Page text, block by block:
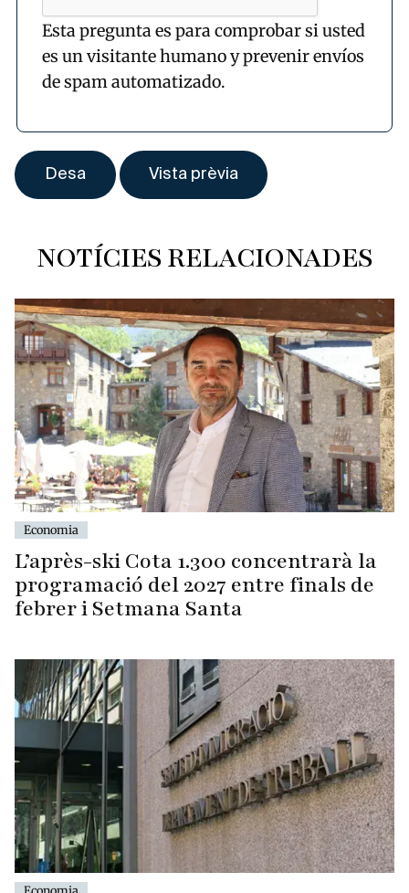
Esta pregunta es para comprobar si usted
es un visitante humano y prevenir envíos
de spam automatizado.
NOTÍCIES RELACIONADES
Economia
L’après-ski Cota 1.300 concentrarà la
programació del 2027 entre finals de
febrer i Setmana Santa